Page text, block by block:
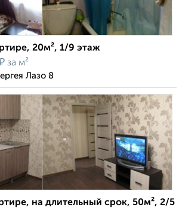
20м², 1/9 этаж
₽ за м²
Лазо 8
на длительный срок, 50м², 2/5